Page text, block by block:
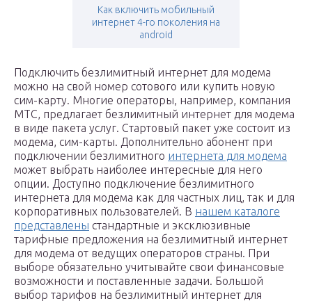
Как включить мобильный
интернет 4-го поколения на
android
Подключить безлимитный интернет для модема
можно на свой номер сотового или купить новую
сим-карту. Многие операторы, например, компания
МТС, предлагает безлимитный интернет для модема
в виде пакета услуг. Стартовый пакет уже состоит из
модема, сим-карты. Дополнительно абонент при
подключении безлимитного интернета для модема
может выбрать наиболее интересные для него
опции. Доступно подключение безлимитного
интернета для модема как для частных лиц, так и для
корпоративных пользователей. В нашем каталоге
представлены стандартные и эксклюзивные
тарифные предложения на безлимитный интернет
для модема от ведущих операторов страны. При
выборе обязательно учитывайте свои финансовые
возможности и поставленные задачи. Большой
выбор тарифов на безлимитный интернет для